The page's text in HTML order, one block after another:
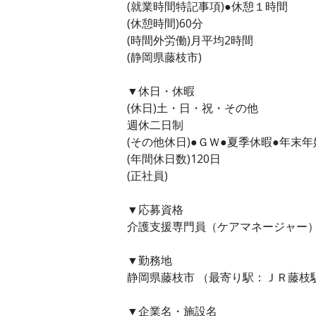
(就業時間特記事項)●休憩１時間
(休憩時間)60分
(時間外労働)月平均2時間
(静岡県藤枝市)
▼休日・休暇
(休日)土・日・祝・その他
週休二日制
(その他休日)●ＧＷ●夏季休暇●年末年
(年間休日数)120日
(正社員)
▼応募資格
介護支援専門員（ケアマネージャー）
▼勤務地
静岡県藤枝市 （最寄り駅：ＪＲ藤枝
▼企業名・施設名